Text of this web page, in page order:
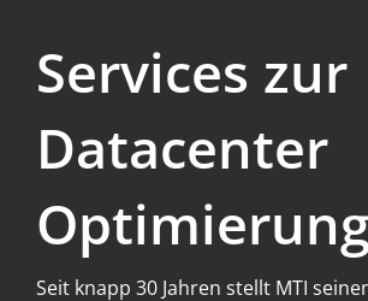
Services zur
Datacenter
Seit knapp 30 Jahren stellt MTI